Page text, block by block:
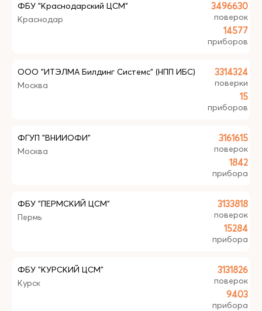
ФБУ "Краснодарский ЦСМ"
Краснодар
3496630
поверок
14577
приборов
ООО "ИТЭЛМА Билдинг Системс" (НПП ИБС)
Москва
3314324
поверки
15
приборов
ФГУП "ВНИИОФИ"
Москва
3161615
поверок
1842
прибора
ФБУ "ПЕРМСКИЙ ЦСМ"
Пермь
3133818
поверок
15284
прибора
ФБУ "КУРСКИЙ ЦСМ"
Курск
3131826
поверок
9403
прибора